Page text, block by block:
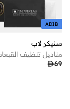
ADIB
سنيكر لاب
69